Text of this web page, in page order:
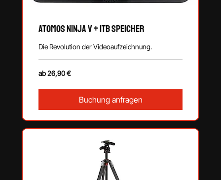
Atomos Ninja V + 1TB Speicher
Die Revolution der Videoaufzeichnung.
ab
26,90
ab 26,90 €
Buchung anfragen